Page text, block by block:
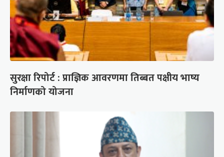
सुरक्षा रिपोर्ट : प्राज्ञिक आवरणमा तिब्बत पक्षीय भाष्य
निर्माणको योजना